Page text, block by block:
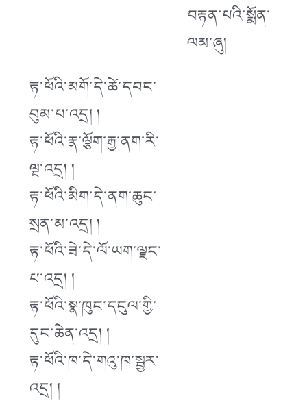
བརྟན་པའི་སྨོན་
ལམ་ཞུ།
རྟ་ཕོའི་མགོ་དེ་ཚེ་དབང་
བུམ་པ་འདྲ། །
རྟ་ཕོའི་རྣ་ལྕོག་རྒྱ་ནག་རི་
ལྔ་འདྲ། །
རྟ་ཕོའི་མིག་དེ་ནག་ཆུང་
སྲན་མ་འདྲ། །
རྟ་ཕོའི་ཟེ་དེ་ལོ་ཡག་ལྗང་
པ་འདྲ། །
རྟ་ཕོའི་སྣ་ཁུང་དངུལ་གྱི་
དུང་ཆེན་འདྲ། །
རྟ་ཕོའི་ཁ་དེ་གའུ་ཁ་སྦྱར་
འདྲ། །